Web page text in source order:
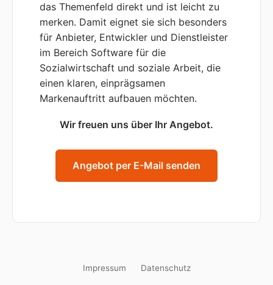
das Themenfeld direkt und ist leicht zu
merken. Damit eignet sie sich besonders
für Anbieter, Entwickler und Dienstleister
im Bereich Software für die
Sozialwirtschaft und soziale Arbeit, die
einen klaren, einprägsamen
Markenauftritt aufbauen möchten.
Wir freuen uns über Ihr Angebot.
Angebot per E-Mail senden
Impressum Datenschutz